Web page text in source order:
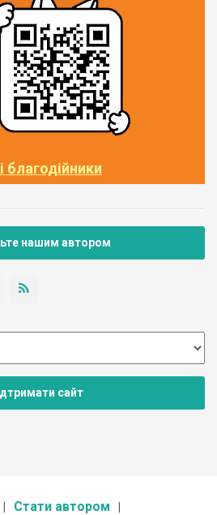
благодійники
нашим автором
сайт
Стати автором